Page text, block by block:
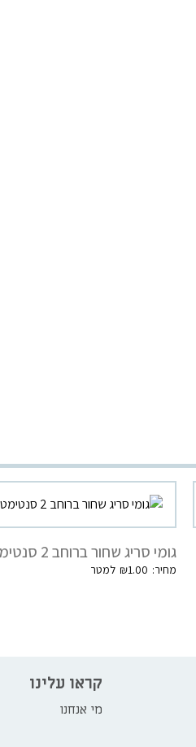
גומי סריג שחור ברוחב 2 סנטימטרים
₪1.00
קראו עלינו
מי אנחנו